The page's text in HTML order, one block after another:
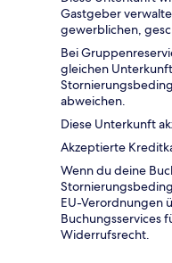
Gastgeber
gewerblichen,
Bei
gleichen
abweichen.
Diese Unterkunft
Akzeptierte
Wenn du deine
EU-Verordnungen
Buchungsservices
Widerrufsrecht.